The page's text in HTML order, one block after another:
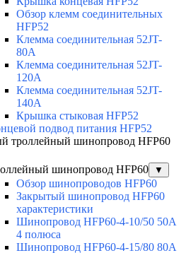
Обзор клемм соединительных
HFP52
Клемма соединительная 52JT-
80A
Клемма соединительная 52JT-
120A
Клемма соединительная 52JT-
140A
Крышка стыковая HFP52
подвод питания HFP52
троллейный шинопровод HFP60
шинопровод HFP60 ▼
Обзор шинопроводов HFP60
Закрытый шинопровод HFP60
характеристики
Шинопровод HFP60-4-10/50 50А
4 полюса
Шинопровод HFP60-4-15/80 80А